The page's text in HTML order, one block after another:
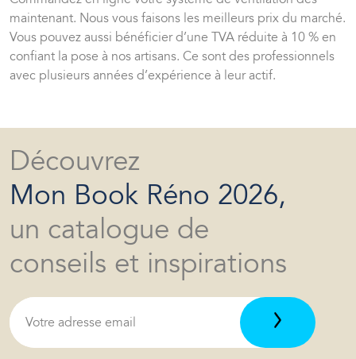
maintenant. Nous vous faisons les meilleurs prix du marché.
Vous pouvez aussi bénéficier d’une TVA réduite à 10 % en
confiant la pose à nos artisans. Ce sont des professionnels
avec plusieurs années d’expérience à leur actif.
Découvrez
Mon Book Réno 2026,
un catalogue de
conseils et inspirations